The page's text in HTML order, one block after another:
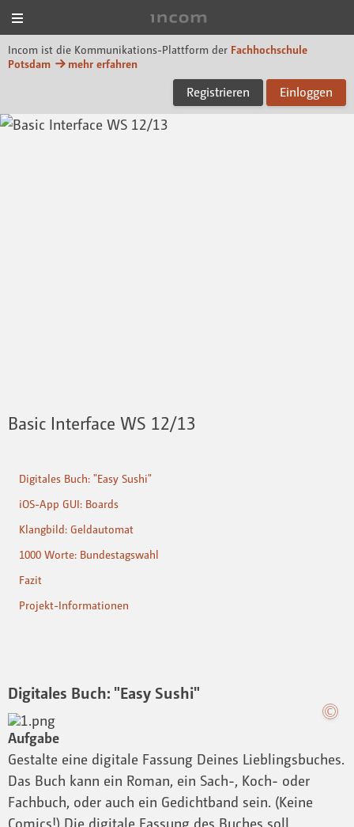
Incom ist die Kommunikations-Plattform der Fachhochschule
Potsdam
mehr erfahren
Registrieren Einloggen
Basic Interface WS 12/13
Digitales Buch: "Easy Sushi"
iOS-App GUI: Boards
Klangbild: Geldautomat
1000 Worte: Bundestagswahl
Fazit
Projekt-Informationen
Digitales Buch: "Easy Sushi"
Aufgabe
Gestalte eine digitale Fassung Deines Lieblingsbuches.
Das Buch kann ein Roman, ein Sach-, Koch- oder
Fachbuch, oder auch ein Gedichtband sein. (Keine
Comics!) Die digitale Fassung des Buches soll